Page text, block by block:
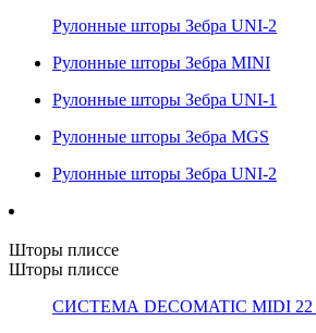
Рулонные шторы Зебра UNI-2
Рулонные шторы Зебра MINI
Рулонные шторы Зебра UNI-1
Рулонные шторы Зебра MGS
Рулонные шторы Зебра UNI-2
Шторы плиссе
Шторы плиссе
СИСТЕМА DECOMATIC MIDI